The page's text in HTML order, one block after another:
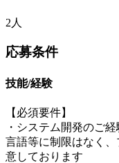
2人
応募条件
技能/経験
【必須要件】
・システム開発のご経
言語等に制限はなく
意しております